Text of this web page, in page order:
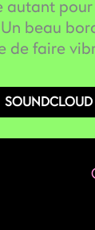
autant
beau
de faire
SOUNDCLOUD